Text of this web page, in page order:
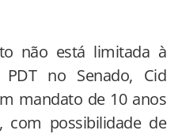
não está limitada à
no Senado, Cid
mandato de 10 anos
com possibilidade de